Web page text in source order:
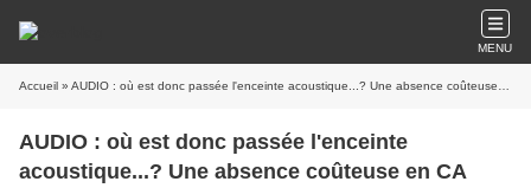
MENU
Accueil » AUDIO : où est donc passée l'enceinte acoustique...? Une absence coûteuse en CA direct et induit...
AUDIO : où est donc passée l'enceinte
acoustique...? Une absence coûteuse en CA